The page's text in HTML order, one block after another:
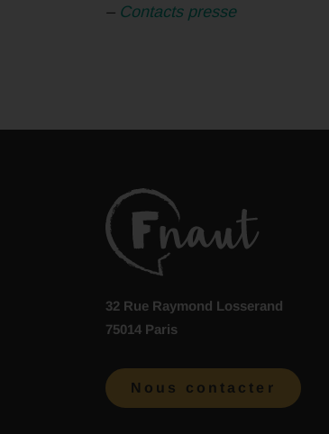
– Contacts presse
32 Rue Raymond Losserand
75014 Paris
Nous contacter